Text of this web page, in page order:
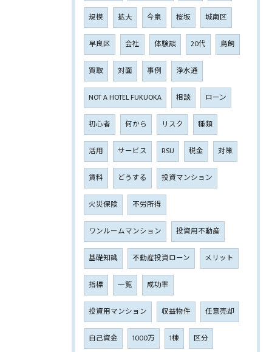
規模 拡大 今泉 桜坂 城南区
早良区 会社 体験談 20代 鳥飼
買取 対面 事例 浄水通
NOT A HOTEL FUKUOKA 相談 ローン
初心者 何から リスク 種類
活用 サービス RSU 税金 対策
賃料 どうする 投資マンション
火災保険 不労所得
ワンルームマンション 投資用不動産
基礎知識 不動産投資ローン メリット
指標 一覧 成功率
投資用マンション 収益物件 任意売却
自己資金 1000万 1棟 区分